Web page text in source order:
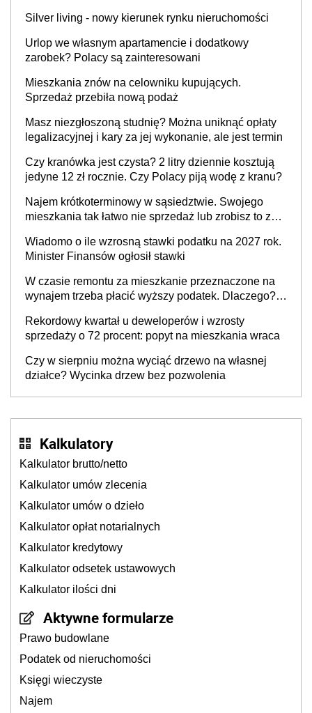
Silver living - nowy kierunek rynku nieruchomości
Urlop we własnym apartamencie i dodatkowy
zarobek? Polacy są zainteresowani
Mieszkania znów na celowniku kupujących.
Sprzedaż przebiła nową podaż
Masz niezgłoszoną studnię? Można uniknąć opłaty
legalizacyjnej i kary za jej wykonanie, ale jest termin
Czy kranówka jest czysta? 2 litry dziennie kosztują
jedyne 12 zł rocznie. Czy Polacy piją wodę z kranu?
Najem krótkoterminowy w sąsiedztwie. Swojego
mieszkania tak łatwo nie sprzedaż lub zrobisz to ze
Wiadomo o ile wzrosną stawki podatku na 2027 rok.
Minister Finansów ogłosił stawki
W czasie remontu za mieszkanie przeznaczone na
wynajem trzeba płacić wyższy podatek. Dlaczego?
Rekordowy kwartał u deweloperów i wzrosty
sprzedaży o 72 procent: popyt na mieszkania wraca
Czy w sierpniu można wyciąć drzewo na własnej
działce? Wycinka drzew bez pozwolenia
Kalkulatory
Kalkulator brutto/netto
Kalkulator umów zlecenia
Kalkulator umów o dzieło
Kalkulator opłat notarialnych
Kalkulator kredytowy
Kalkulator odsetek ustawowych
Kalkulator ilości dni
Aktywne formularze
Prawo budowlane
Podatek od nieruchomości
Księgi wieczyste
Najem